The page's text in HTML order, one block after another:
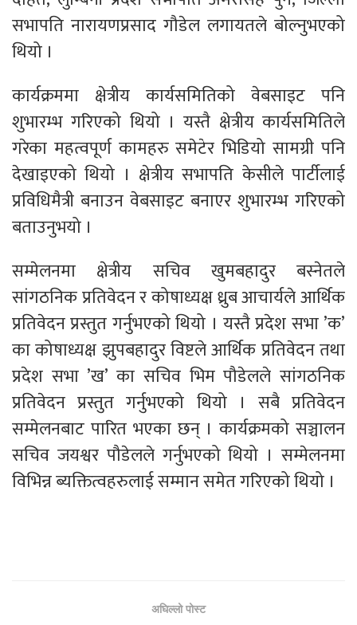
सभापति नारायणप्रसाद गौडेल लगायतले बोल्नुभएको
थियो ।
कार्यक्रममा क्षेत्रीय कार्यसमितिको वेबसाइट पनि
शुभारम्भ गरिएको थियो । यस्तै क्षेत्रीय कार्यसमितिले
गरेका महत्वपूर्ण कामहरु समेटेर भिडियो सामग्री पनि
देखाइएको थियो । क्षेत्रीय सभापति केसीले पार्टीलाई
प्रविधिमैत्री बनाउन वेबसाइट बनाएर शुभारम्भ गरिएको
बताउनुभयो ।
सम्मेलनमा क्षेत्रीय सचिव खुमबहादुर बस्नेतले
सांगठनिक प्रतिवेदन र कोषाध्यक्ष ध्रुब आचार्यले आर्थिक
प्रतिवेदन प्रस्तुत गर्नुभएको थियो । यस्तै प्रदेश सभा ’क’
का कोषाध्यक्ष झुपबहादुर विष्टले आर्थिक प्रतिवेदन तथा
प्रदेश सभा ’ख’ का सचिव भिम पौडेलले सांगठनिक
प्रतिवेदन प्रस्तुत गर्नुभएको थियो । सबै प्रतिवेदन
सम्मेलनबाट पारित भएका छन् । कार्यक्रमको सञ्चालन
सचिव जयश्वर पौडेलले गर्नुभएको थियो । सम्मेलनमा
विभिन्न ब्यक्तित्वहरुलाई सम्मान समेत गरिएको थियो ।
अघिल्लो पोस्ट